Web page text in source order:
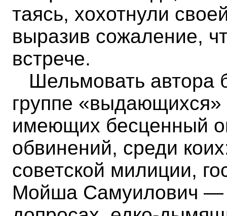
таясь, хохотнули
выразив сожаление,
встрече.
Шельмовать автора
группе
имеющих бесценный
обвинений, среди
советской милиции,
Мойша Самуилович —